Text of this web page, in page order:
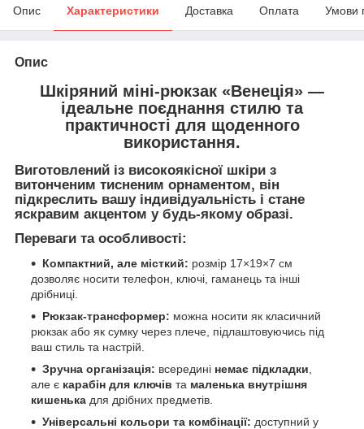
Опис Характеристики Доставка Оплата Умови
Опис
Шкіряний міні-рюкзак «Венеція» —
ідеальне поєднання стилю та
практичності для щоденного
використання.
Виготовлений із високоякісної шкіри з
витонченим тисненим орнаментом, він
підкреслить вашу індивідуальність і стане
яскравим акцентом у будь-якому образі.
Переваги та особливості:
Компактний, але місткий: розмір 17×19×7 см
дозволяє носити телефон, ключі, гаманець та інші
дрібниці.
Рюкзак-трансформер: можна носити як класичний
рюкзак або як сумку через плече, підлаштовуючись під
ваш стиль та настрій.
Зручна організація: всередині немає підкладки
але є карабін для ключів та маленька внутрішня
кишенька для дрібних предметів.
Універсальні кольори та комбінації: доступний у